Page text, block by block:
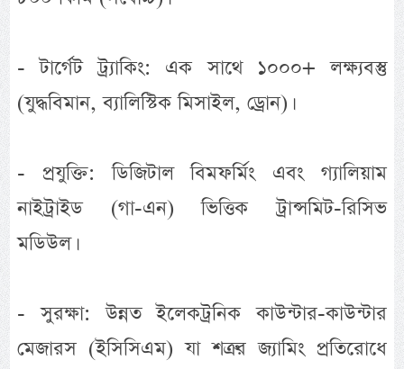
- টার্গেট ট্র্যাকিং: এক সাথে ১০০০+ লক্ষ্যবস্তু
(যুদ্ধবিমান, ব্যালিস্টিক মিসাইল, ড্রোন)।
- প্রযুক্তি: ডিজিটাল বিমফর্মিং এবং গ্যালিয়াম
নাইট্রাইড (গা-এন) ভিত্তিক ট্রান্সমিট-রিসিভ
মডিউল।
- সুরক্ষা: উন্নত ইলেকট্রনিক কাউন্টার-কাউন্টার
মেজারস (ইসিসিএম) যা শত্রুর জ্যামিং প্রতিরোধে